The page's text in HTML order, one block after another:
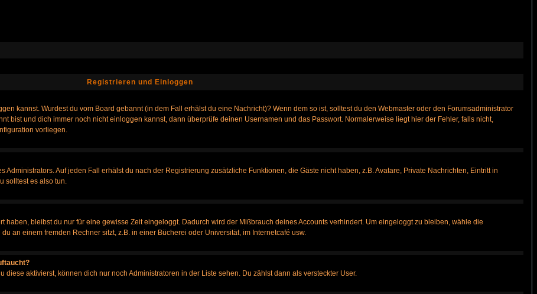
Registrieren und Einloggen
kannst. Wurdest du vom Board gebannt (in dem Fall erhälst du eine Nachricht)? Wenn dem so ist, solltest du den Webmaster oder den Forumsadministrator
bist und dich immer noch nicht einloggen kannst, dann überprüfe deinen Usernamen und das Passwort. Normalerweise liegt hier der Fehler, falls nicht,
vorliegen.
Auf jeden Fall erhälst du nach der Registrierung zusätzliche Funktionen, die Gäste nicht haben, z.B. Avatare, Private Nachrichten, Eintritt in
solltest es also tun.
haben, bleibst du nur für eine gewisse Zeit eingeloggt. Dadurch wird der Mißbrauch deines Accounts verhindert. Um eingeloggt zu bleiben, wähle die
an einem fremden Rechner sitzt, z.B. in einer Bücherei oder Universität, im Internetcafé usw.
diese aktivierst, können dich nur noch Administratoren in der Liste sehen. Du zählst dann als versteckter User.